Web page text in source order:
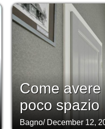
Come
poco spazio
Bagno/ December 12,